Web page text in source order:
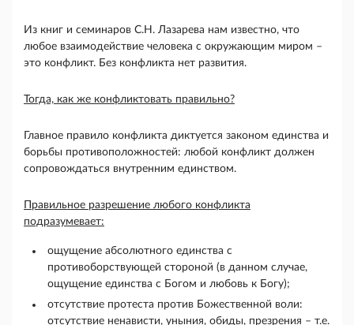
Из книг и семинаров С.Н. Лазарева нам известно, что
любое взаимодействие человека с окружающим миром –
это конфликт. Без конфликта нет развития.
Тогда, как же конфликтовать правильно?
Главное правило конфликта диктуется законом единства и
борьбы противоположностей: любой конфликт должен
сопровождаться внутренним единством.
Правильное разрешение любого конфликта
подразумевает:
ощущение абсолютного единства с
противоборствующей стороной (в данном случае,
ощущение единства с Богом и любовь к Богу);
отсутствие протеста против Божественной воли:
отсутствие ненависти, уныния, обиды, презрения – т.е.